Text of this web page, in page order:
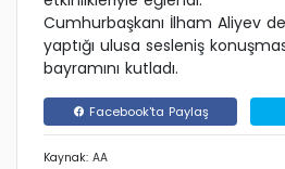
Cumhurbaşkanı İlham Aliyev
yaptığı ulusa sesleniş
bayramını kutladı.
Facebook'ta Paylaş
Kaynak: AA